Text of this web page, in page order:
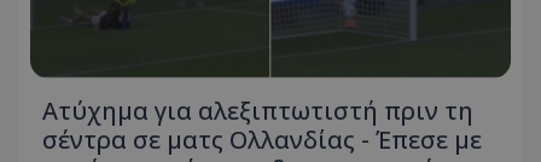
Ατύχημα για αλεξιπτωτιστή πριν τη
σέντρα σε ματς Ολλανδίας - Έπεσε με